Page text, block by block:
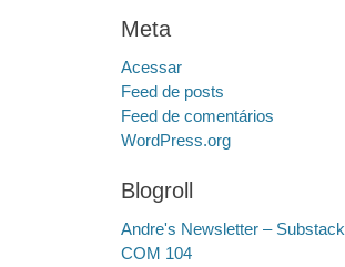
Meta
Acessar
Feed de posts
Feed de comentários
WordPress.org
Blogroll
Andre's Newsletter – Substack
COM 104